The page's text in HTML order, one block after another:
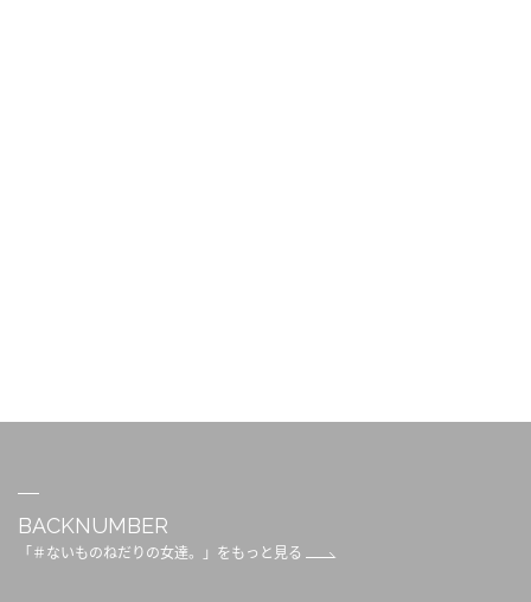
BACKNUMBER
「＃ないものねだりの女達。」をもっと見る